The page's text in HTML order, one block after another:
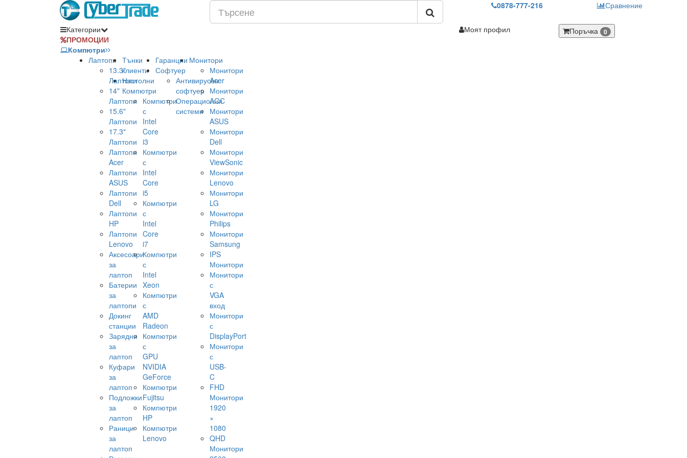
0878-777-216 Сравнение
Категории
ПРОМОЦИИ
Компютри
Лаптопи
13.3"
Лаптопи
14"
Лаптопи
15.6"
Лаптопи
17.3"
Лаптопи
Лаптопи
Acer
Лаптопи
ASUS
Лаптопи
Dell
Лаптопи
HP
Лаптопи
Lenovo
Аксесоари
за
лаптоп
Батерии
за
лаптопи
Докинг
станции
Зарядни
за
лаптоп
Куфари
за
лаптоп
Подложки
за
лаптоп
Раници
за
лаптоп
Тънки
клиенти
Настолни
Компютри
Компютри
с
Intel
Core
i3
Компютри
с
Intel
Core
i5
Компютри
с
Intel
Core
i7
Компютри
с
Intel
Xeon
Компютри
с
AMD
Radeon
Компютри
с
GPU
NVIDIA
GeForce
Компютри
Fujitsu
Компютри
HP
Компютри
Lenovo
Гаранции
Софтуер
Антивирусен
софтуер
Операционни
системи
Монитори
Монитори
Acer
Монитори
AOC
Монитори
ASUS
Монитори
Dell
Монитори
ViewSonic
Монитори
Lenovo
Монитори
LG
Монитори
Philips
Монитори
Samsung
IPS
Монитори
Монитори
с
VGA
вход
Монитори
с
DisplayPort
Монитори
с
USB-
C
FHD
Монитори
1920
×
1080
QHD
Монитори
Моят профил Поръчка 0